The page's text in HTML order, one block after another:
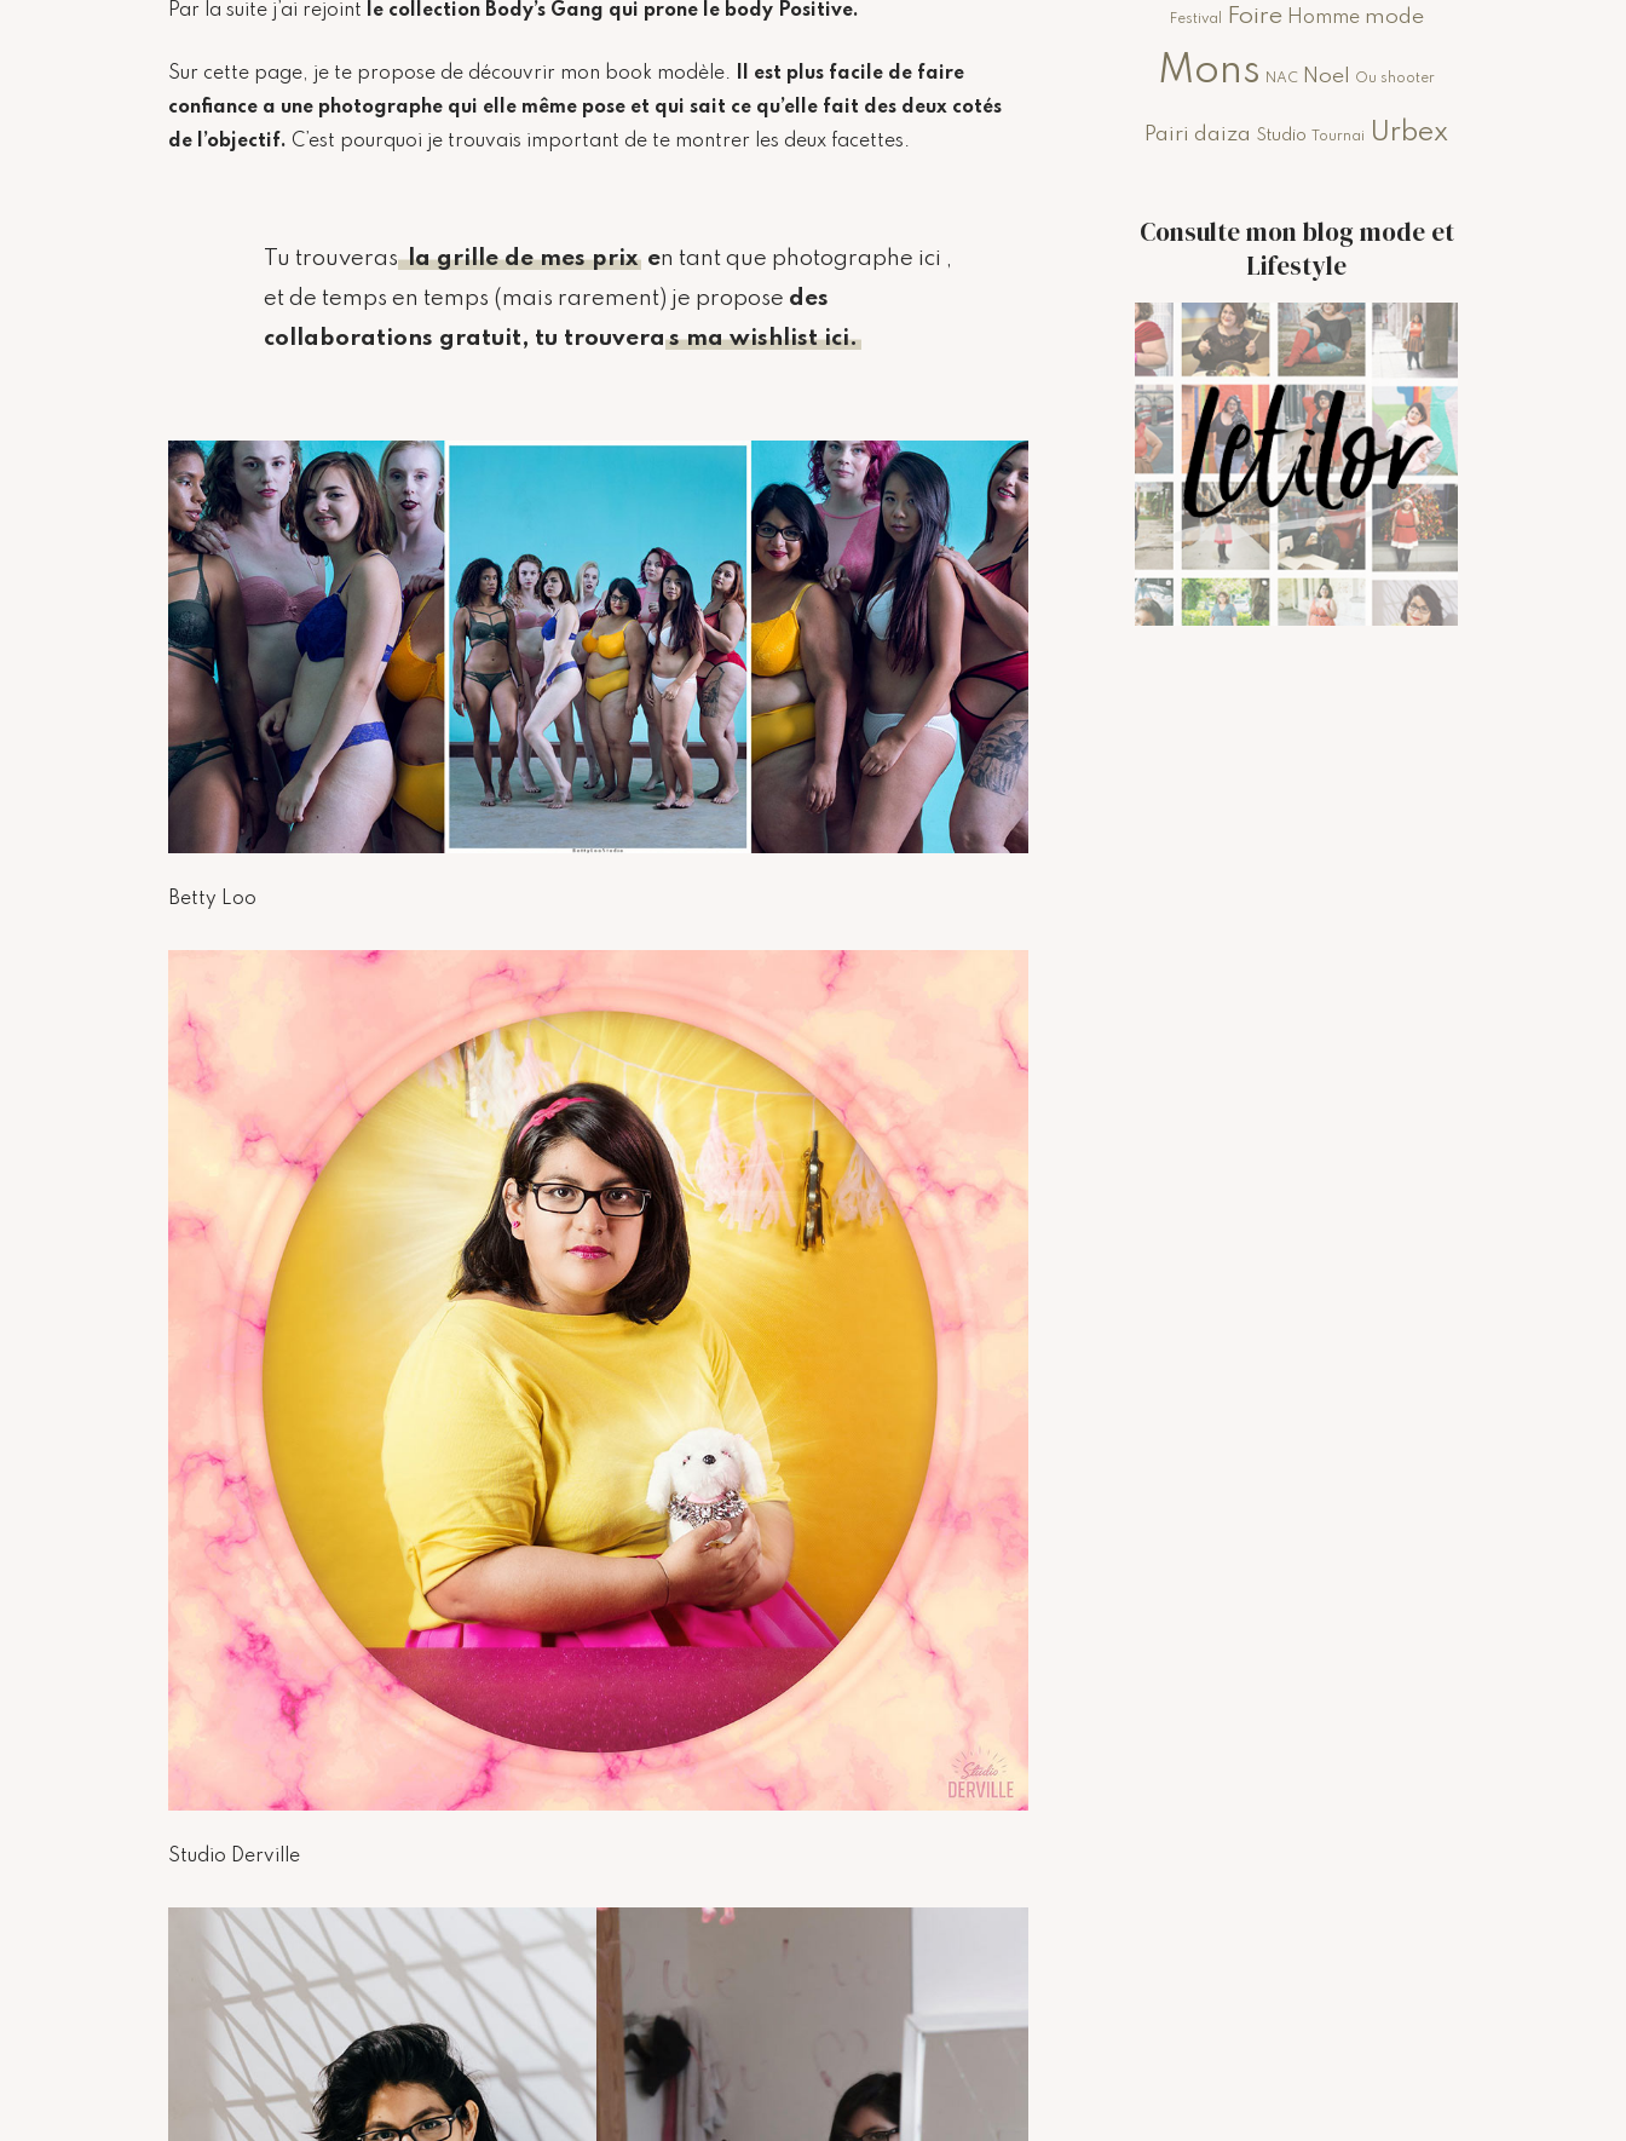
Par la suite j’ai rejoint le collection Body’s Gang qui prone le body Positive.
Sur cette page, je te propose de découvrir mon book modèle. Il est plus facile de faire
confiance a une photographe qui elle même pose et qui sait ce qu’elle fait des deux cotés
de l’objectif. C’est pourquoi je trouvais important de te montrer les deux facettes.
Tu trouverasla grille de mes prix en tant que photographe ici ,
et de temps en temps (mais rarement) je propose des
collaborations gratuit, tu trouveras ma wishlist ici.
Betty Loo
Studio Derville
Festival Foire Homme mode
Mons NAC Noel Ou shooter
Pairi daiza Studio Tournai Urbex
Consulte mon blog mode et
Lifestyle